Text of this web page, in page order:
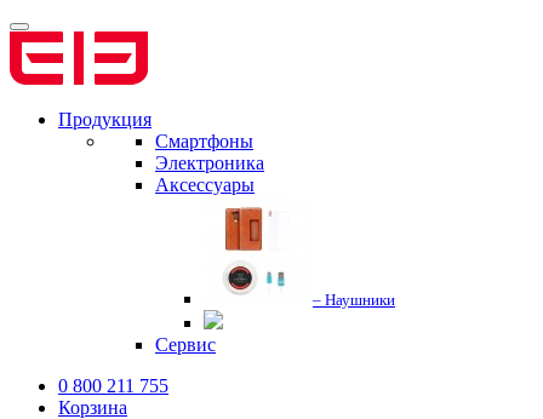
Продукция
Смартфоны
Электроника
Аксессуары
– Наушники
Сервис
0 800 211 755
Корзина